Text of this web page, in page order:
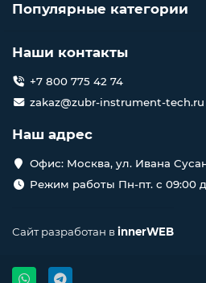
Популярные категории
Наши контакты
+7 800 775 42 74
zakaz@zubr-instrument-tech.ru
Наш адрес
Офис: Москва, ул. Ивана
Режим работы Пн-пт. с 09:00
Сайт разработан вinnerWEB